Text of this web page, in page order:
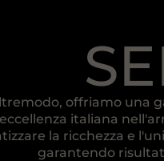
offriamo una
italiana
la ricchezza e
garantendo